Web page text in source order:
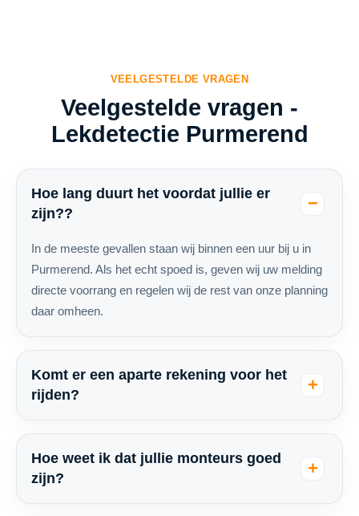
VEELGESTELDE VRAGEN
Veelgestelde vragen -
Lekdetectie Purmerend
Hoe lang duurt het voordat jullie er
zijn??
In de meeste gevallen staan wij binnen een uur bij u in
Purmerend. Als het echt spoed is, geven wij uw melding
directe voorrang en regelen wij de rest van onze planning
daar omheen.
Komt er een aparte rekening voor het
rijden?
Hoe weet ik dat jullie monteurs goed
zijn?